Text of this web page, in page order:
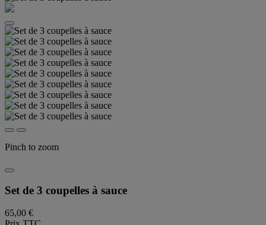
Pinch to zoom
Set de 3 coupelles à sauce
65,00 €